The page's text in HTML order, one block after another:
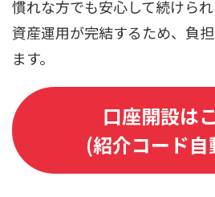
慣れな方でも安心して続けら
資産運用が完結するため、負
ます。
口座開設は
(紹介コード自